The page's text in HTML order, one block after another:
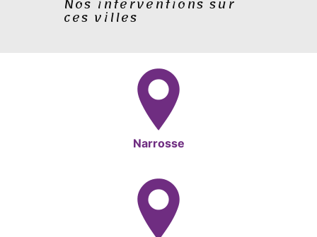
ces villes
Narrosse